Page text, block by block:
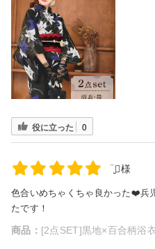
役に立った 0
¨̮⃝様
色合いめちゃくちゃ良かった❤️兵
たです！
商品： [2点SET]黒地×百合柄浴